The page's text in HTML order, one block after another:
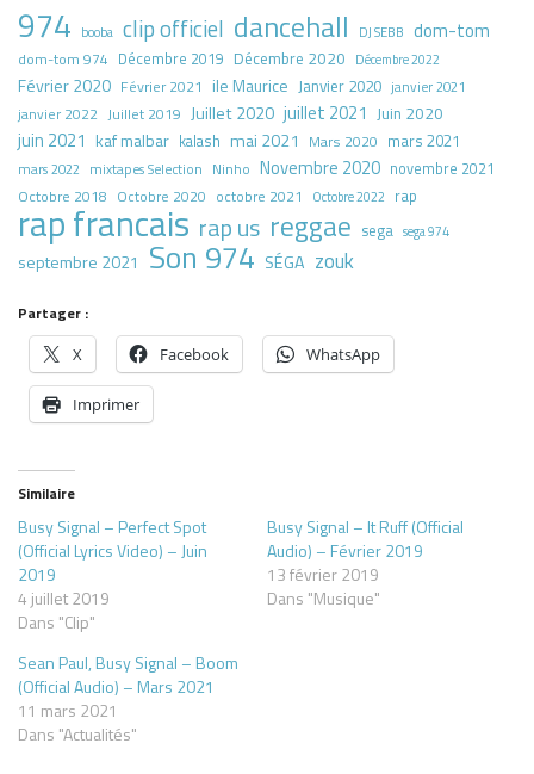
974 booba clip officiel dancehall DJ SEBB dom-tom
dom-tom 974 Décembre 2019 Décembre 2020 Décembre 2022
Février 2020 Février 2021 ile Maurice Janvier 2020 janvier 2021
janvier 2022 Juillet 2019 Juillet 2020 juillet 2021 Juin 2020
juin 2021 kaf malbar kalash mai 2021 Mars 2020 mars 2021
mars 2022 mixtapes Selection Ninho Novembre 2020 novembre 2021
Octobre 2018 Octobre 2020 octobre 2021 Octobre 2022 rap
rap francais rap us reggae sega sega 974
septembre 2021 Son 974 SÉGA zouk
Partager :
X Facebook WhatsApp
Imprimer
Similaire
Busy Signal – Perfect Spot
(Official Lyrics Video) – Juin
2019
4 juillet 2019
Dans "Clip"
Busy Signal – It Ruff (Official
Audio) – Février 2019
13 février 2019
Dans "Musique"
Sean Paul, Busy Signal – Boom
(Official Audio) – Mars 2021
11 mars 2021
Dans "Actualités"